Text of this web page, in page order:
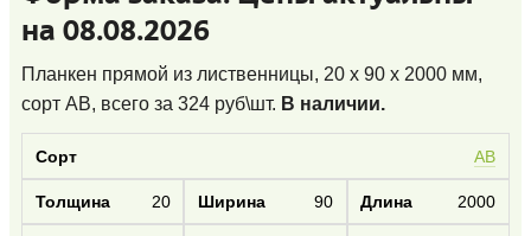
на 08.08.2026
Планкен прямой из лиственницы, 20 x 90 x 2000 мм,
сорт AB, всего за 324 руб\шт. В наличии.
AB
20 90 2000